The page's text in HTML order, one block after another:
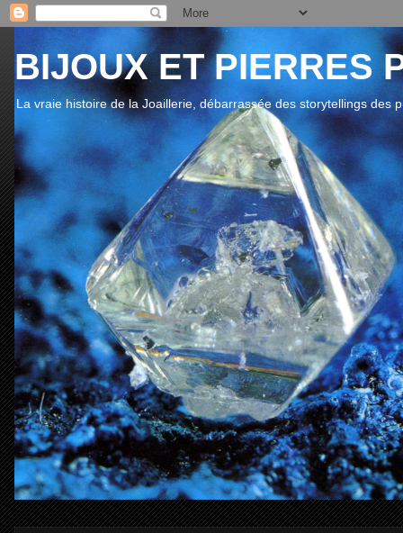
BIJOUX ET PIERRES
La vraie histoire de la Joaillerie, débarrassée des storytellings des